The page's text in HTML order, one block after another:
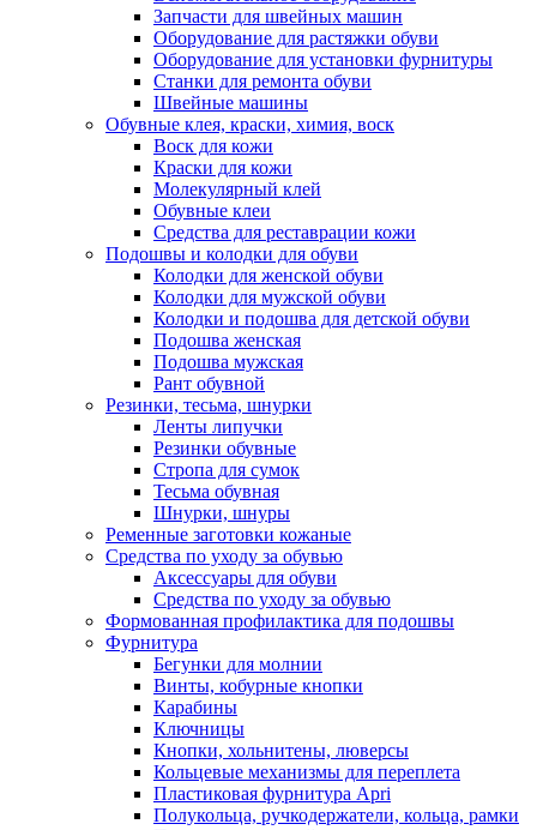
Запчасти для швейных машин
Оборудование для растяжки обуви
Оборудование для установки фурнитуры
Станки для ремонта обуви
Швейные машины
Обувные клея, краски, химия, воск
Воск для кожи
Краски для кожи
Молекулярный клей
Обувные клеи
Средства для реставрации кожи
Подошвы и колодки для обуви
Колодки для женской обуви
Колодки для мужской обуви
Колодки и подошва для детской обуви
Подошва женская
Подошва мужская
Рант обувной
Резинки, тесьма, шнурки
Ленты липучки
Резинки обувные
Стропа для сумок
Тесьма обувная
Шнурки, шнуры
Ременные заготовки кожаные
Средства по уходу за обувью
Аксессуары для обуви
Средства по уходу за обувью
Формованная профилактика для подошвы
Фурнитура
Бегунки для молнии
Винты, кобурные кнопки
Карабины
Ключницы
Кнопки, хольнитены, люверсы
Кольцевые механизмы для переплета
Пластиковая фурнитура Apri
Полукольца, ручкодержатели, кольца, рамки